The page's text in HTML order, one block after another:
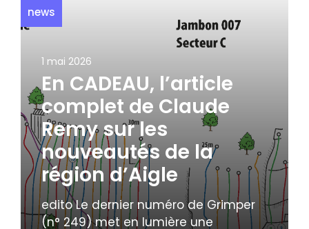
news
1 mai 2026
En CADEAU, l’article
complet de Claude
Remy sur les
nouveautés de la
région d’Aigle
edito Le dernier numéro de Grimper
(n° 249) met en lumière une